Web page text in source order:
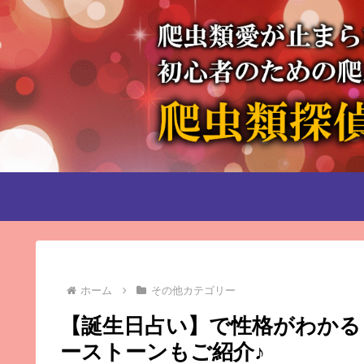
ホーム その他カテゴリー
【誕生日占い】で性格がわか
ーストーンもご紹介♪